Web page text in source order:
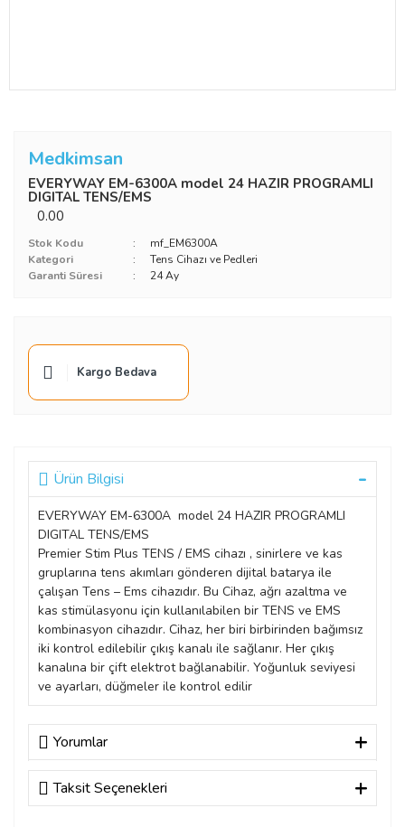
Medkimsan
EVERYWAY EM-6300A model 24 HAZIR PROGRAMLI
DIGITAL TENS/EMS
0.00
Stok Kodu
mf_EM6300A
Kategori
Tens Cihazı ve Pedleri
Garanti Süresi
24 Ay
Kargo Bedava
Ürün Bilgisi
EVERYWAY EM-6300A model 24 HAZIR PROGRAMLI
DIGITAL TENS/EMS
Premier Stim Plus TENS / EMS cihazı , sinirlere ve kas
gruplarına tens akımları gönderen dijital batarya ile
çalışan Tens – Ems cihazıdır. Bu Cihaz, ağrı azaltma ve
kas stimülasyonu için kullanılabilen bir TENS ve EMS
kombinasyon cihazıdır. Cihaz, her biri birbirinden bağımsız
iki kontrol edilebilir çıkış kanalı ile sağlanır. Her çıkış
kanalına bir çift elektrot bağlanabilir. Yoğunluk seviyesi
ve ayarları, düğmeler ile kontrol edilir
Yorumlar
Bu ürüne ilk yorumu siz yapın!
Taksit Seçenekleri